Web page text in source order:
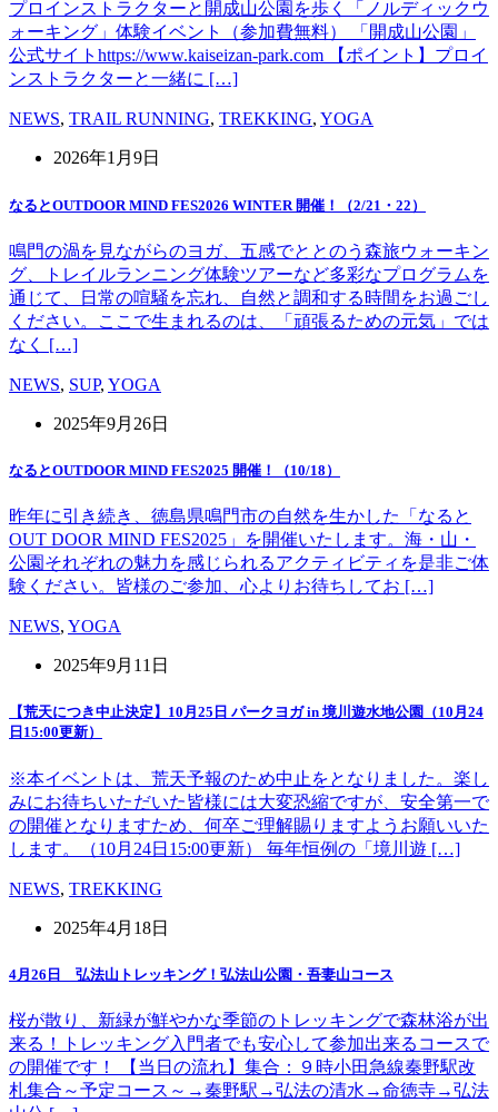
プロインストラクターと開成山公園を歩く「ノルディックウ
ォーキング」体験イベント（参加費無料） 「開成山公園」
公式サイトhttps://www.kaiseizan-park.com 【ポイント】プロイ
ンストラクターと一緒に […]
NEWS, TRAIL RUNNING, TREKKING, YOGA
2026年1月9日
なるとOUTDOOR MIND FES2026 WINTER 開催！（2/21・22）
鳴門の渦を見ながらのヨガ、五感でととのう森旅ウォーキン
グ、トレイルランニング体験ツアーなど多彩なプログラムを
通じて、日常の喧騒を忘れ、自然と調和する時間をお過ごし
ください。ここで生まれるのは、「頑張るための元気」では
なく […]
NEWS, SUP, YOGA
2025年9月26日
なるとOUTDOOR MIND FES2025 開催！（10/18）
昨年に引き続き、徳島県鳴門市の自然を生かした「なると
OUT DOOR MIND FES2025」を開催いたします。海・山・
公園それぞれの魅力を感じられるアクティビティを是非ご体
験ください。皆様のご参加、心よりお待ちしてお […]
NEWS, YOGA
2025年9月11日
【荒天につき中止決定】10月25日 パークヨガ in 境川遊水地公園（10月24
日15:00更新）
※本イベントは、荒天予報のため中止をとなりました。楽し
みにお待ちいただいた皆様には大変恐縮ですが、安全第一で
の開催となりますため、何卒ご理解賜りますようお願いいた
します。（10月24日15:00更新） 毎年恒例の「境川遊 […]
NEWS, TREKKING
2025年4月18日
4月26日 弘法山トレッキング！弘法山公園・吾妻山コース
桜が散り、新緑が鮮やかな季節のトレッキングで森林浴が出
来る！トレッキング入門者でも安心して参加出来るコースで
の開催です！ 【当日の流れ】集合：９時小田急線秦野駅改
札集合～予定コース～→秦野駅→弘法の清水→命徳寺→弘法